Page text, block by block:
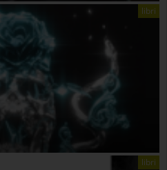
libri
libri